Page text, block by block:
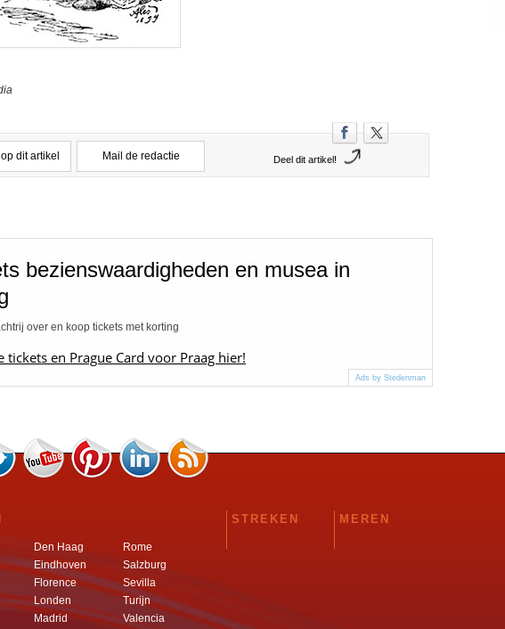
dit artikel Mail de redactie Deel dit artikel!
bezienswaardigheden en musea in
over en koop tickets met korting
tickets en Prague Card voor Praag hier!
Ads by Stedenman
Den Haag
Eindhoven
Florence
Londen
Madrid
Rome
Salzburg
Sevilla
Turijn
Valencia
STREKEN MEREN